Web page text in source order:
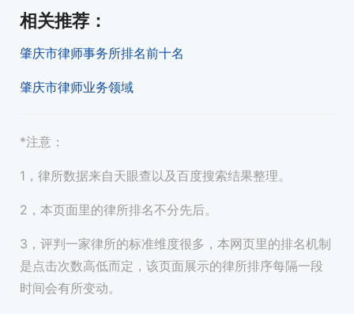
相关推荐 ：
肇庆市律师事务所排名前十名
肇庆市律师业务领域
*注意：
1，律所数据来自天眼查以及百度搜索结果整理。
2，本页面里的律所排名不分先后。
3，评判一家律所的标准维度很多，本网页里的排名机制
是点击次数高低而定，该页面展示的律所排序每隔一段
时间会有所变动。